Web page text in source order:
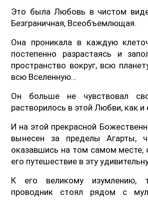
Это была Любовь в чистом
Безграничная, Всеобъемлющая.
Она проникала в каждую
постепенно разрастаясь и
пространство вокруг, всю
всю Вселенную…
Он больше не чувствовал
растворилось в этой Любви, как и
И на этой прекрасной
вынесен за пределы Агарты,
оказавшись на том самом месте,
его путешествие в эту
К его великому
проводник стоял рядом с